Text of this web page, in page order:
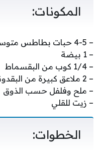
المكونات:
– 4-5 حبات بطاطس متوسطة الحجم
– 1 بيضة
– 1/4 كوب من البقسماط
– 2 ملاعق كبيرة من البقدونس المفروم
– ملح وفلفل حسب الذوق
– زيت للقلي
الخطوات: